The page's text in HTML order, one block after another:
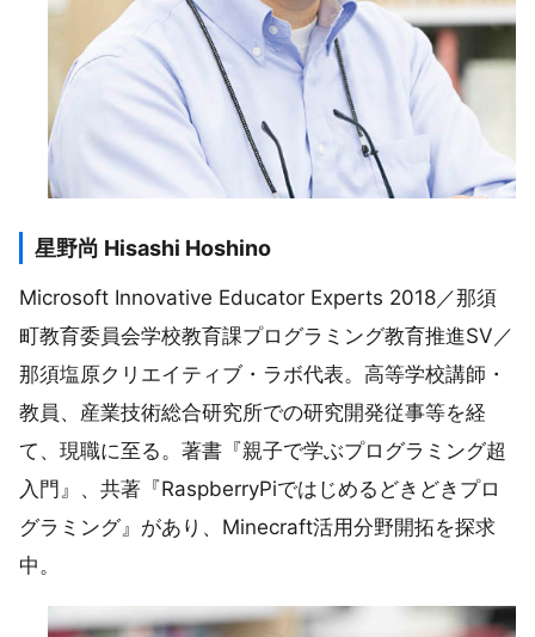
星野尚 Hisashi Hoshino
Microsoft Innovative Educator Experts 2018／那須
町教育委員会学校教育課プログラミング教育推進SV／
那須塩原クリエイティブ・ラボ代表。高等学校講師・
教員、産業技術総合研究所での研究開発従事等を経
て、現職に至る。著書『親子で学ぶプログラミング超
入門』、共著『RaspberryPiではじめるどきどきプロ
グラミング』があり、Minecraft活用分野開拓を探求
中。